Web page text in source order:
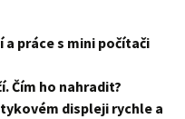
a práce s mini počítači
Čím ho nahradit?
displeji rychle a